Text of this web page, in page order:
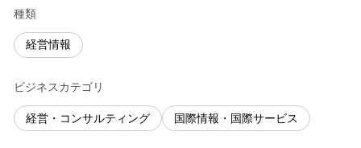
種類
経営情報
ビジネスカテゴリ
経営・コンサルティング 国際情報・国際サービス